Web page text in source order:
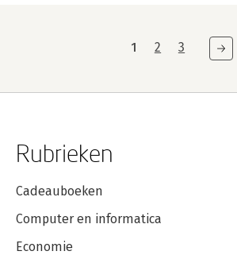
1 2 3
Rubrieken
Cadeauboeken
Computer en informatica
Economie